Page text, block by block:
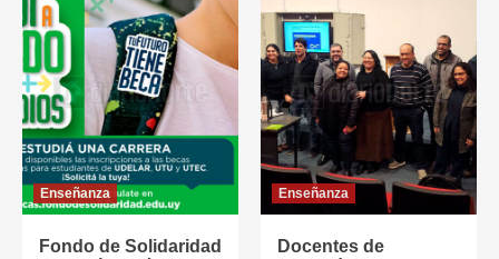
Enseñanza
Fondo de Solidaridad
Enseñanza
Docentes de